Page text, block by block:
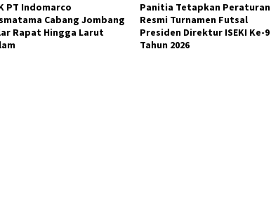
PT Indomarco
Cabang Jombang
Rapat Hingga Larut
Panitia Tetapkan Peraturan
Resmi Turnamen Futsal
Presiden Direktur ISEKI Ke-9
Tahun 2026